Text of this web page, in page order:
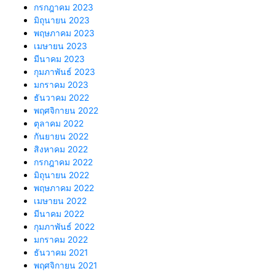
กรกฎาคม 2023
มิถุนายน 2023
พฤษภาคม 2023
เมษายน 2023
มีนาคม 2023
กุมภาพันธ์ 2023
มกราคม 2023
ธันวาคม 2022
พฤศจิกายน 2022
ตุลาคม 2022
กันยายน 2022
สิงหาคม 2022
กรกฎาคม 2022
มิถุนายน 2022
พฤษภาคม 2022
เมษายน 2022
มีนาคม 2022
กุมภาพันธ์ 2022
มกราคม 2022
ธันวาคม 2021
พฤศจิกายน 2021